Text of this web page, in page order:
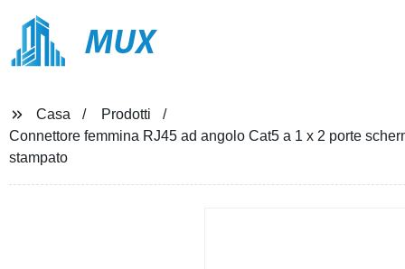
MUX
Casa
Prodotti
Connettore femmina RJ45 ad angolo Cat5 a 1 x 2 porte
stampato